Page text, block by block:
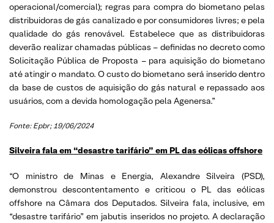
operacional/comercial); regras para compra do biometano pelas
distribuidoras de gás canalizado e por consumidores livres; e pela
qualidade do gás renovável. Estabelece que as distribuidoras
deverão realizar chamadas públicas – definidas no decreto como
Solicitação Pública de Proposta – para aquisição do biometano
até atingir o mandato. O custo do biometano será inserido dentro
da base de custos de aquisição do gás natural e repassado aos
usuários, com a devida homologação pela Agenersa.”
Fonte: Epbr; 19/06/2024
Silveira fala em “desastre tarifário” em PL das eólicas offshore
“O ministro de Minas e Energia, Alexandre Silveira (PSD),
demonstrou descontentamento e criticou o PL das eólicas
offshore na Câmara dos Deputados. Silveira fala, inclusive, em
“desastre tarifário” em jabutis inseridos no projeto. A declaração